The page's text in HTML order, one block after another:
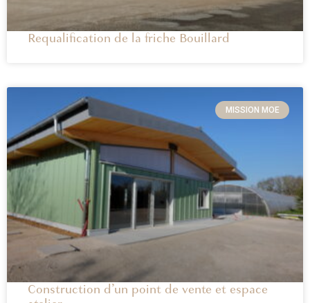
Requalification de la friche Bouillard
MISSION MOE
Construction d’un point de vente et espace